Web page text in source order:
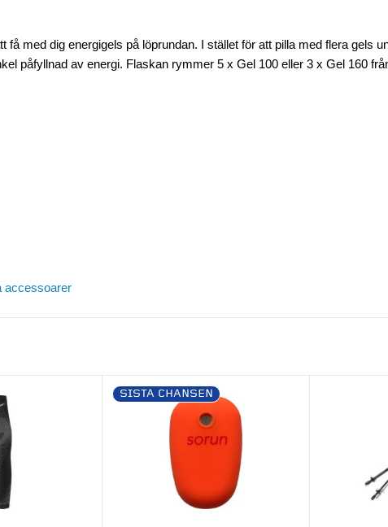
med dig energigels på löprundan. I stället för att pilla med flera gels
påfyllnad av energi. Flaskan rymmer 5 x Gel 100 eller 3 x Gel 160
accessoarer
SISTA CHANSEN